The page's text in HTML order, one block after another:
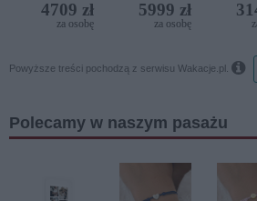
del Mare)
4709 zł
za osobę
5999 zł
za osobę
Bijela
Powyższe treści pochodzą z serwisu Wakacje.pl. 
Polecamy w naszym pasażu